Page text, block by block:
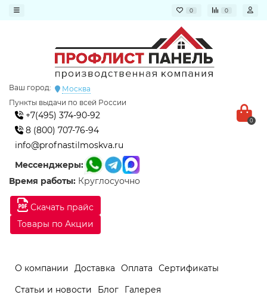
0 0
Скачать прайс
Товары по Акции
Ваш город:
Москва
Пункты выдачи по всей России
+7(495) 374-90-92
8 (800) 707-76-94
info@profnastilmoskva.ru
Мессенджеры:
Время работы: Круглосуочно
0
О компании Доставка Оплата
Сертификаты
Статьи и новости
Блог
Галерея